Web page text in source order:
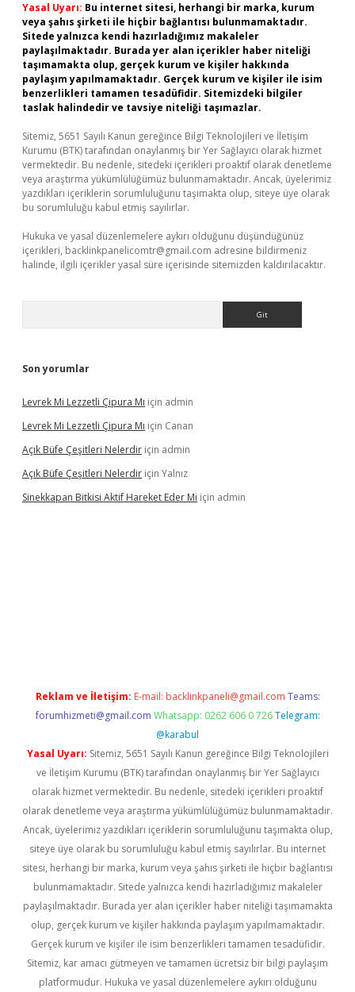
Yasal Uyarı: Bu internet sitesi, herhangi bir marka, kurum
veya şahıs şirketi ile hiçbir bağlantısı bulunmamaktadır.
Sitede yalnızca kendi hazırladığımız makaleler
paylaşılmaktadır. Burada yer alan içerikler haber niteliği
taşımamakta olup, gerçek kurum ve kişiler hakkında
paylaşım yapılmamaktadır. Gerçek kurum ve kişiler ile isim
benzerlikleri tamamen tesadüfidir. Sitemizdeki bilgiler
taslak halindedir ve tavsiye niteliği taşımazlar.
Sitemiz, 5651 Sayılı Kanun gereğince Bilgi Teknolojileri ve İletişim
Kurumu (BTK) tarafından onaylanmış bir Yer Sağlayıcı olarak hizmet
vermektedir. Bu nedenle, sitedeki içerikleri proaktif olarak denetleme
veya araştırma yükümlülüğümüz bulunmamaktadır. Ancak, üyelerimiz
yazdıkları içeriklerin sorumluluğunu taşımakta olup, siteye üye olarak
bu sorumluluğu kabul etmiş sayılırlar.
Hukuka ve yasal düzenlemelere aykırı olduğunu düşündüğünüz
içerikleri, backlinkpanelicomtr@gmail.com adresine bildirmeniz
halinde, ilgili içerikler yasal süre içerisinde sitemizden kaldırılacaktır.
Son yorumlar
Levrek Mi Lezzetli Çipura Mı için admin
Levrek Mi Lezzetli Çipura Mı için Canan
Açık Büfe Çeşitleri Nelerdir için admin
Açık Büfe Çeşitleri Nelerdir için Yalnız
Sinekkapan Bitkisi Aktif Hareket Eder Mi için admin
Reklam ve İletişim: E-mail: backlinkpaneli@gmail.com Teams:
forumhizmeti@gmail.com Whatsapp: 0262 606 0 726 Telegram:
@karabul
Yasal Uyarı: Sitemiz, 5651 Sayılı Kanun gereğince Bilgi Teknolojileri
ve İletişim Kurumu (BTK) tarafından onaylanmış bir Yer Sağlayıcı
olarak hizmet vermektedir. Bu nedenle, sitedeki içerikleri proaktif
olarak denetleme veya araştırma yükümlülüğümüz bulunmamaktadır.
Ancak, üyelerimiz yazdıkları içeriklerin sorumluluğunu taşımakta olup,
siteye üye olarak bu sorumluluğu kabul etmiş sayılırlar. Bu internet
sitesi, herhangi bir marka, kurum veya şahıs şirketi ile hiçbir bağlantısı
bulunmamaktadır. Sitede yalnızca kendi hazırladığımız makaleler
paylaşılmaktadır. Burada yer alan içerikler haber niteliği taşımamakta
olup, gerçek kurum ve kişiler hakkında paylaşım yapılmamaktadır.
Gerçek kurum ve kişiler ile isim benzerlikleri tamamen tesadüfidir.
Sitemiz, kar amacı gütmeyen ve tamamen ücretsiz bir bilgi paylaşım
platformudur. Hukuka ve yasal düzenlemelere aykırı olduğunu